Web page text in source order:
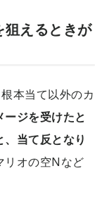
えるときが
本当て以外のカ
ージを受けたと
当て反となり
リオの空Nなど